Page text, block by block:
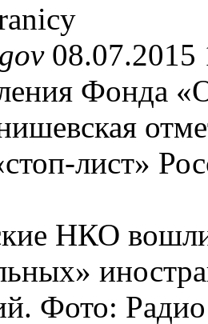
08.07.2015
Фонда
лист»